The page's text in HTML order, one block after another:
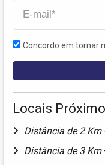
Concordo em tornar
Locais
Distância de 2 Km
Distância de 3 Km